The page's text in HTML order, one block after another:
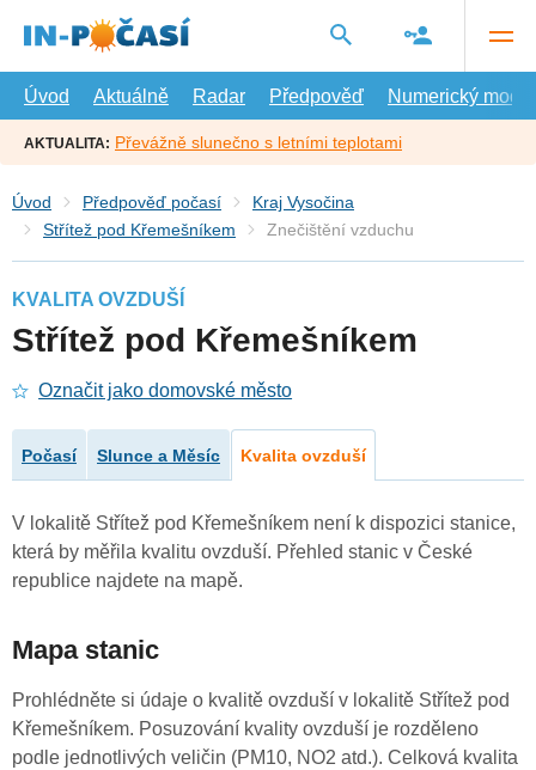
hlavní
Úvod
Aktuálně Radar Předpověď Numerický model
AKTUALITA: Převážně slunečno s letními teplotami
Úvod Předpověď počasí
Kraj Vysočina
Střítež pod Křemešníkem
Znečištění vzduchu
KVALITA OVZDUŠÍ
Střítež pod Křemešníkem
Označit jako domovské město
Počasí Slunce a Měsíc Kvalita ovzduší
V lokalitě Střítež pod Křemešníkem není k dispozici stanice,
která by měřila kvalitu ovzduší. Přehled stanic v České
republice najdete na mapě.
Mapa stanic
Prohlédněte si údaje o kvalitě ovzduší v lokalitě Střítež pod
Křemešníkem. Posuzování kvality ovzduší je rozděleno
podle jednotlivých veličin (PM10, NO2 atd.). Celková kvalita